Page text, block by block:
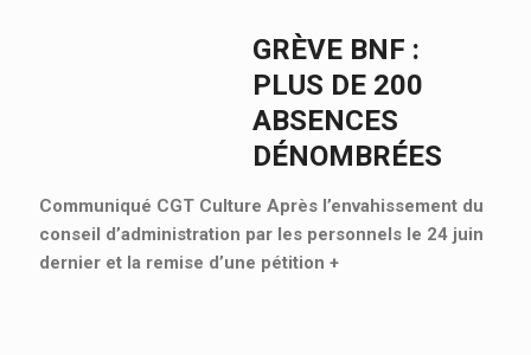
GRÈVE BNF :
PLUS DE 200
ABSENCES
DÉNOMBRÉES
Communiqué CGT Culture Après l’envahissement du
conseil d’administration par les personnels le 24 juin
dernier et la remise d’une pétition +